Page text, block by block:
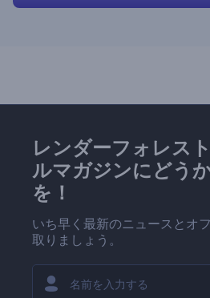
レンダーフォレス
ルマガジンにどう
を！
いち早く最新のニュースとオ
取りましょう。